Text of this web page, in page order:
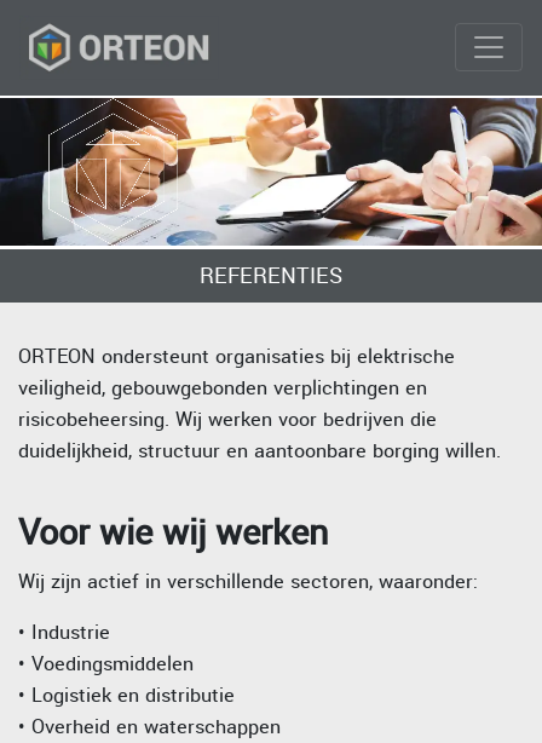
REFERENTIES
ORTEON ondersteunt organisaties bij elektrische
veiligheid, gebouwgebonden verplichtingen en
risicobeheersing. Wij werken voor bedrijven die
duidelijkheid, structuur en aantoonbare borging willen.
Voor wie wij werken
Wij zijn actief in verschillende sectoren, waaronder:
• Industrie
• Voedingsmiddelen
• Logistiek en distributie
• Overheid en waterschappen